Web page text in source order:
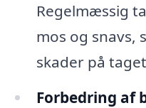
Regelmæssig
mos og snavs,
skader på
Forbedring af